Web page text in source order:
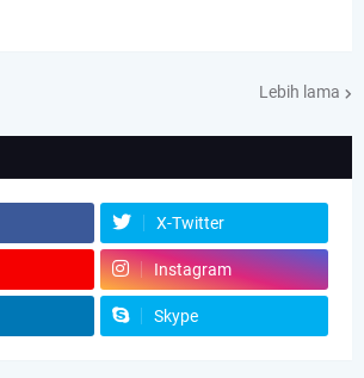
Lebih lama
X-Twitter
Instagram
Skype